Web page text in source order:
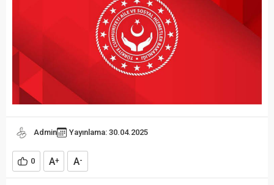
Admin Yayınlama: 30.04.2025
0 A+ A-